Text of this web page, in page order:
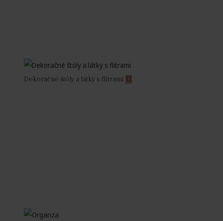
Dekoračné štóly a látky s flitrami 12